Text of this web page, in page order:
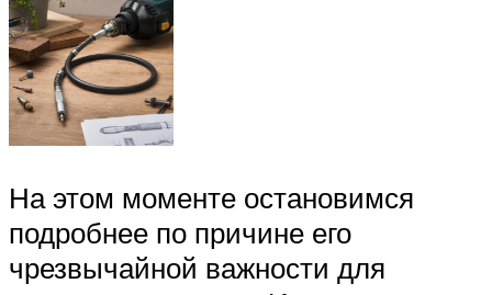
На этом моменте остановимся
подробнее по причине его
чрезвычайной важности для